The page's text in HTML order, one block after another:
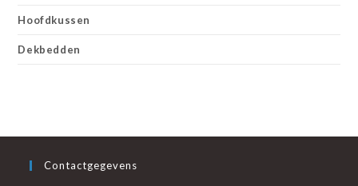
Hoofdkussen
Dekbedden
Contactgegevens